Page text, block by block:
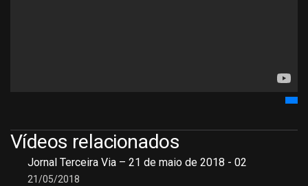
Vídeos relacionados
Jornal Terceira Via – 21 de maio de 2018 - 02
21/05/2018